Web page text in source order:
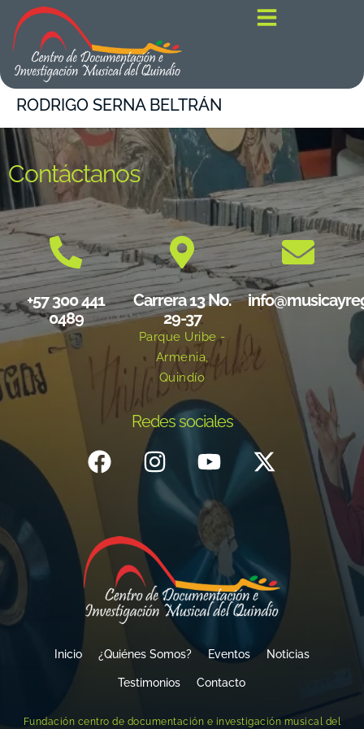
contenido
RODRIGO SERNA BELTRÁN
Contáctanos
+57 300 441
0489
Carrera 13 No.
29-37
Parque Uribe -
Armenia,
Quindío
Redes sociales
Inicio ¿Quiénes Somos? Eventos Noticias
Testimonios Contacto
Fundación centro de documentación e investigación musical del